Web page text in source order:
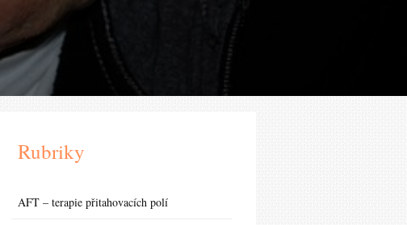
Rubriky
AFT – terapie přitahovacích polí